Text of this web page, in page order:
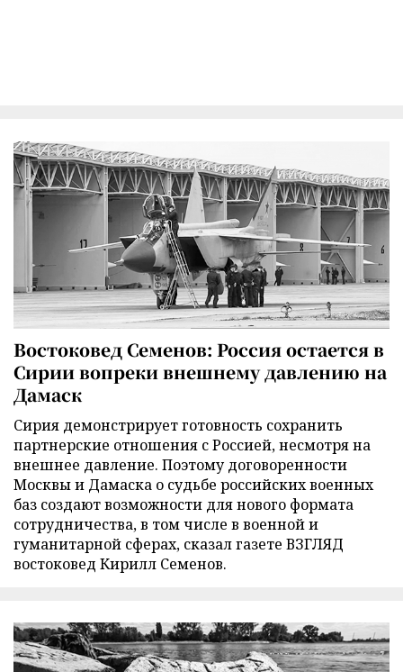
Востоковед Семенов: Россия остается в
Сирии вопреки внешнему давлению на
Дамаск
Сирия демонстрирует готовность сохранить
партнерские отношения с Россией, несмотря на
внешнее давление. Поэтому договоренности
Москвы и Дамаска о судьбе российских военных
баз создают возможности для нового формата
сотрудничества, в том числе в военной и
гуманитарной сферах, сказал газете ВЗГЛЯД
востоковед Кирилл Семенов.